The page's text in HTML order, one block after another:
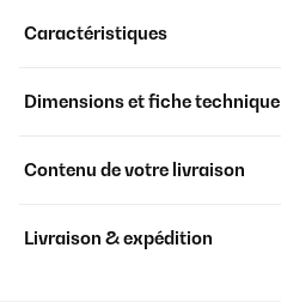
Caractéristiques
Dimensions et fiche technique
Contenu de votre livraison
Livraison & expédition